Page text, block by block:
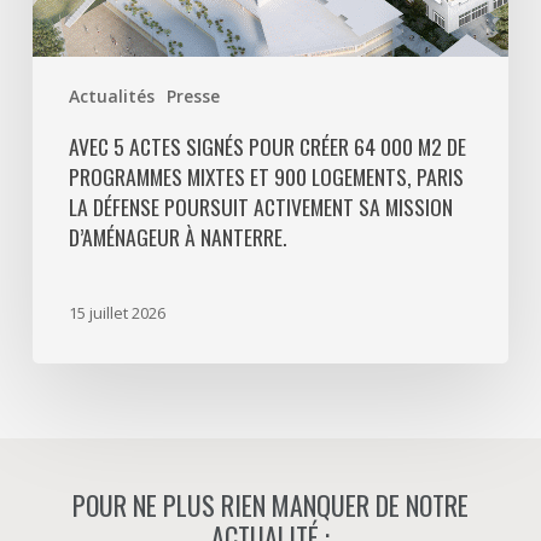
Actualités Presse
900
logements,
Défense
poursuit
activement
AVEC 5 ACTES SIGNÉS POUR CRÉER 64 000 M2 DE
PROGRAMMES MIXTES ET 900 LOGEMENTS, PARIS
LA DÉFENSE POURSUIT ACTIVEMENT SA MISSION
D’AMÉNAGEUR À NANTERRE.
15 juillet 2026
POUR NE PLUS RIEN MANQUER DE NOTRE